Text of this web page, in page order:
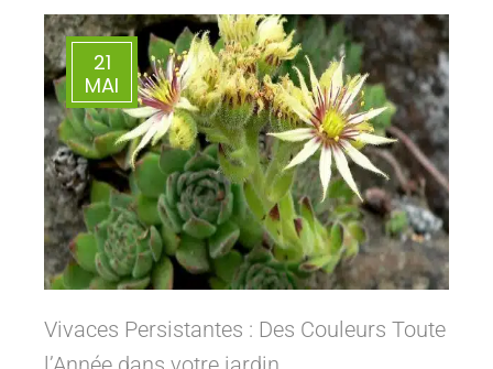
21
MAI
Vivaces Persistantes : Des Couleurs Toute